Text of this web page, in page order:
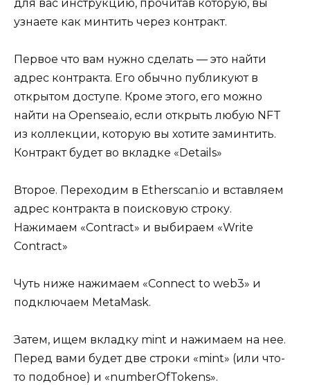
для вас инструкцию, прочитав которую, вы
узнаете как минтить через контракт.
Первое что вам нужно сделать — это найти
адрес контракта. Его обычно публикуют в
открытом доступе. Кроме этого, его можно
найти на Opensea.io, если открыть любую NFT
из коллекции, которую вы хотите заминтить.
Контракт будет во вкладке «Details»
Второе. Переходим в Etherscan.io и вставляем
адрес контракта в поисковую строку.
Нажимаем «Contract» и выбираем «Write
Contract»
Чуть ниже нажимаем «Connect to web3» и
подключаем MetaMask.
Затем, ищем вкладку mint и нажимаем на нее.
Перед вами будет две строки «mint» (или что-
то подобное) и «numberOfTokens».